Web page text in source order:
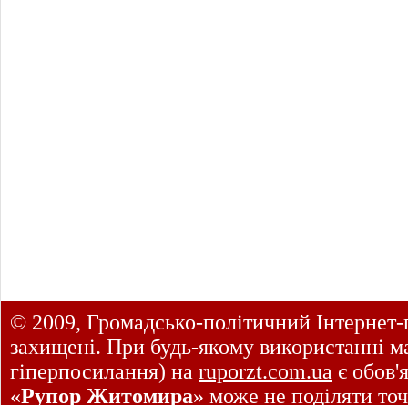
© 2009, Громадсько-політичний
захищені. При будь-якому використанні
гіперпосилання) на ruporzt.com.ua є
«Рупор Житомира» може не поділяти